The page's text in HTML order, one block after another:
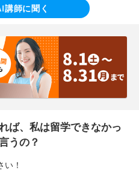
講師に聞く
ば、私は留学できなかっ
うの？
！